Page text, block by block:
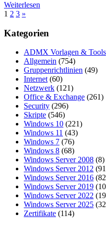
Weiterlesen
Seitennummerierung
der
Beiträge
1 2 3 Nächste
»
Kategorien
ADMX Vorlagen & Tools
Allgemein (754)
Gruppenrichtlinien (49)
Internet(60)
Netzwerk (121)
Office & Exchange (261)
Security (296)
Skripte (546)
Windows 10 (221)
Windows 11 (43)
Windows 7 (76)
Windows 8 (68)
Windows Server 2008 (8)
Windows Server 2012
Windows Server 2016
Windows Server 2019
Windows Server 2022
Windows Server 2025
Zertifikate (114)